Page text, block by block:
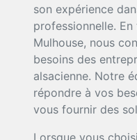
son expérience
professionnelle.
Mulhouse, nous
besoins des
alsacienne. Notre
répondre à vos
vous fournir des
Lorsque vous